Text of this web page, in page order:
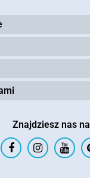
Znajdziesz nas na